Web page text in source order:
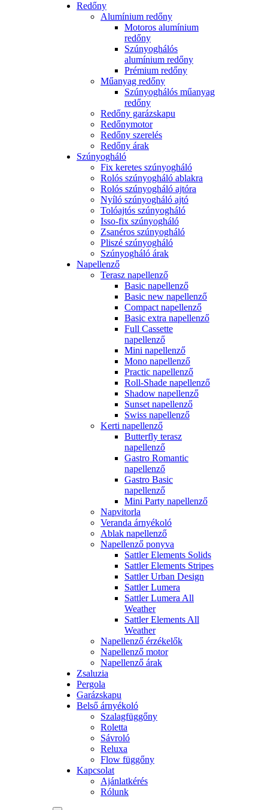
Redőny
Alumínium redőny
Motoros alumínium
redőny
Szúnyoghálós
alumínium redőny
Prémium redőny
Műanyag redőny
Szúnyoghálós műanyag
redőny
Redőny garázskapu
Redőnymotor
Redőny szerelés
Redőny árak
Szúnyogháló
Fix keretes szúnyogháló
Rolós szúnyogháló ablakra
Rolós szúnyogháló ajtóra
Nyíló szúnyogháló ajtó
Tolóajtós szúnyogháló
Isso-fix szúnyogháló
Zsanéros szúnyogháló
Pliszé szúnyogháló
Szúnyogháló árak
Napellenző
Terasz napellenző
Basic napellenző
Basic new napellenző
Compact napellenző
Basic extra napellenző
Full Cassette
napellenző
Mini napellenző
Mono napellenző
Practic napellenző
Roll-Shade napellenző
Shadow napellenző
Sunset napellenző
Swiss napellenző
Kerti napellenző
Butterfly terasz
napellenző
Gastro Romantic
napellenző
Gastro Basic
napellenző
Mini Party napellenző
Napvitorla
Veranda árnyékoló
Ablak napellenző
Napellenző ponyva
Sattler Elements Solids
Sattler Elements Stripes
Sattler Urban Design
Sattler Lumera
Sattler Lumera All
Weather
Sattler Elements All
Weather
Napellenző érzékelők
Napellenző motor
Napellenző árak
Zsaluzia
Pergola
Garázskapu
Belső árnyékoló
Szalagfüggőny
Roletta
Sávroló
Reluxa
Flow függőny
Kapcsolat
Ajánlatkérés
Rólunk